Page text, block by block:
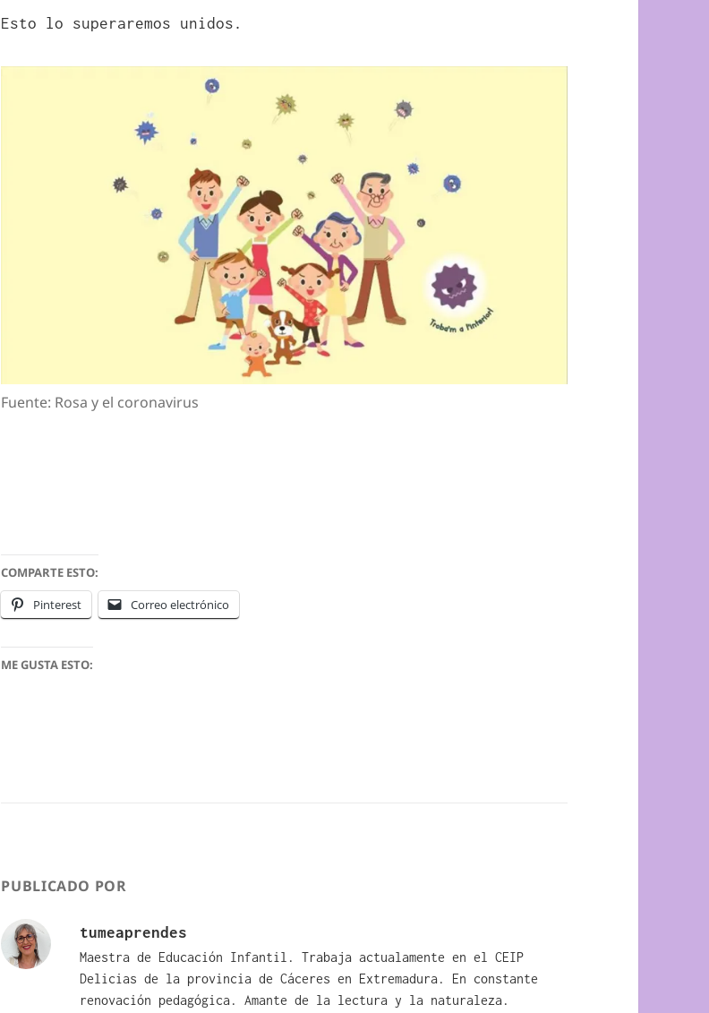
Esto lo superaremos unidos.
Fuente: Rosa y el coronavirus
COMPARTE ESTO:
Pinterest
Correo electrónico
ME GUSTA ESTO:
PUBLICADO POR
tumeaprendes
Maestra de Educación Infantil. Trabaja actualamente en el CEIP
Delicias de la provincia de Cáceres en Extremadura. En constante
renovación pedagógica. Amante de la lectura y la naturaleza.